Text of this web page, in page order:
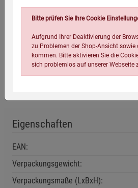
Warnhinweise:
Kann Haut- und
(H315, H319).
Fernhalten von Hitzequellen und
Verpackung enthält recycelbare
oder mit Feuchtigkeit in Kontakt
Sicherheitshinweise:
Verwenden Sie das Gerät nur
Mehr anzeigen
Herstellerinformationen
Eigenschaften
EAN:
Verpackungsgewicht:
Verpackungsmaße (LxBxH):
Bitte prüfen Sie Ihre Cookie
Aufgrund Ihrer Deaktivierung der
zu Problemen der Shop-Ansicht sowie
kommen. Bitte aktivieren Sie die
sich problemlos auf unserer Webseite
Zurück Einstellungen speichern für die
Einwilligung nicht erteilen